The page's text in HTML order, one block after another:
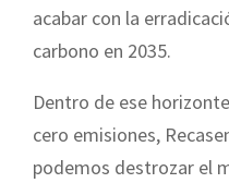
acabar con la
carbono en 2035.
Dentro de ese
cero emisiones,
podemos destrozar el